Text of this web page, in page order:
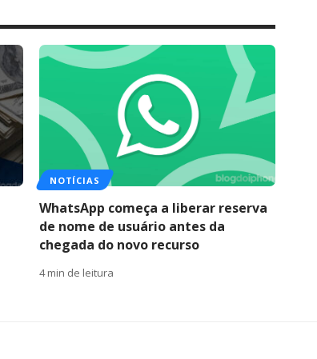
NOTÍCIAS
WhatsApp começa a liberar reserva
de nome de usuário antes da
chegada do novo recurso
4 min de leitura